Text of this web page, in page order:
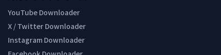
YouTube Downloader
X / Twitter Downloader
Instagram Downloader